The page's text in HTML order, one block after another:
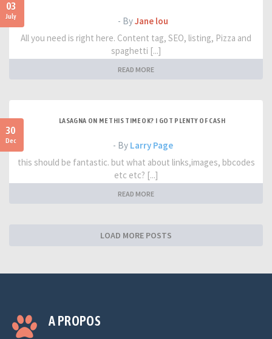
03
July - ByJane lou
All you need is right here. Content tag, SEO, listing, Pizza and
spaghetti [...]
READ MORE
30
Dec
LASAGNA ON ME THIS TIME OK? I GOT PLENTY OF CASH
- By Larry Page
this should be fantastic. but what about links,images, bbcodes
etc etc? [...]
READ MORE
LOAD MORE POSTS
A PROPOS